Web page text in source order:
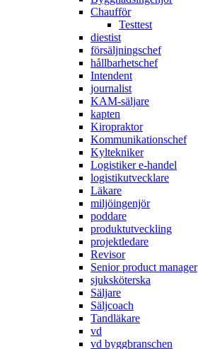
Chaufför
Testtest
diestist
försäljningschef
hållbarhetschef
Intendent
journalist
KAM-säljare
kapten
Kiropraktor
Kommunikationschef
Kyltekniker
Logistiker e-handel
logistikutvecklare
Läkare
miljöingenjör
poddare
produktutveckling
projektledare
Revisor
Senior product manager
sjuksköterska
Säljare
Säljcoach
Tandläkare
vd
vd byggbranschen